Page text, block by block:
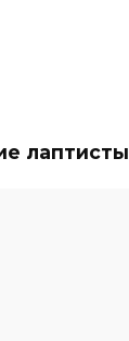
лаптисты